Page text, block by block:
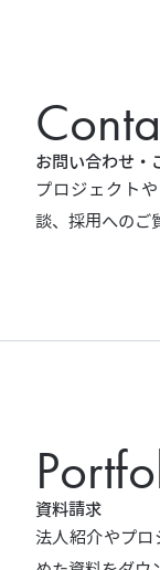
お問い合わせ・
プロジェクト
談、採用へのご
資料請求
法人紹介やプロ